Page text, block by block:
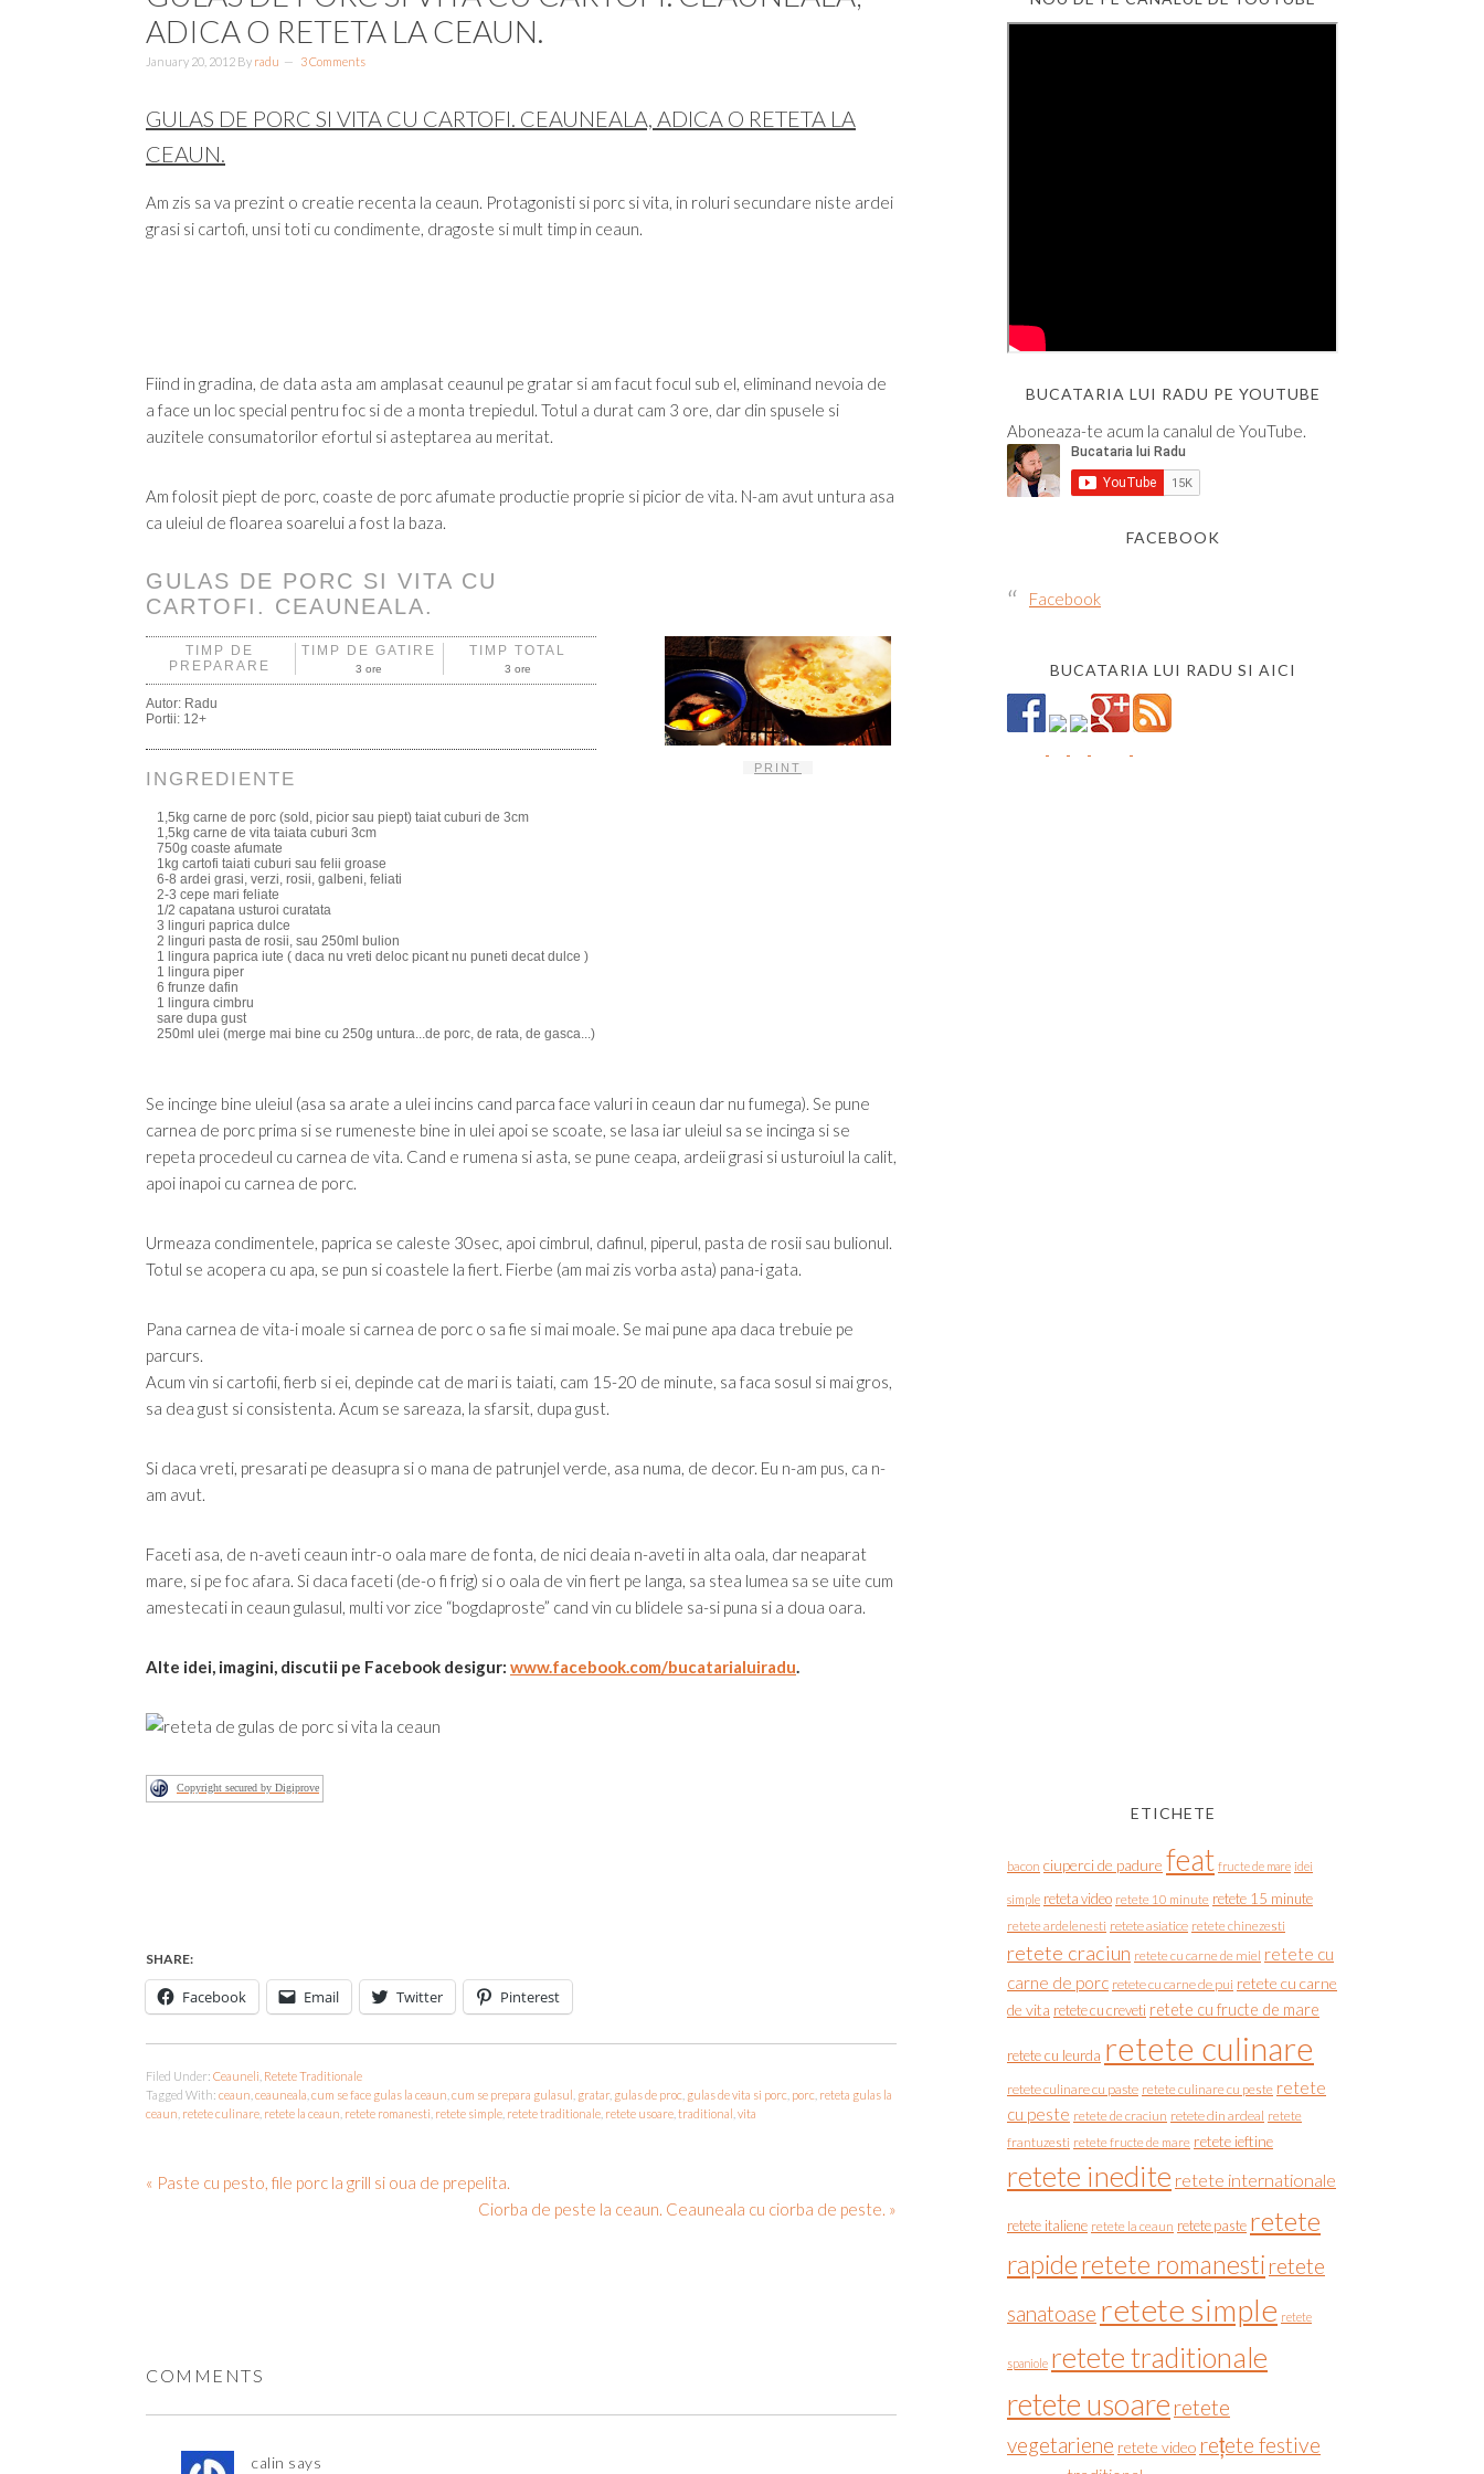
ADICA O RETETA LA CEAUN.
January 20, 2012 By radu 3 Comments
GULAS DE PORC SI VITA CU CARTOFI. CEAUNEALA, ADICA O RETETA LA
CEAUN.
Am zis sa va prezint o creatie recenta la ceaun. Protagonisti si porc si vita, in roluri secundare niste ardei
grasi si cartofi, unsi toti cu condimente, dragoste si mult timp in ceaun.
Fiind in gradina, de data asta am amplasat ceaunul pe gratar si am facut focul sub el, eliminand nevoia de
a face un loc special pentru foc si de a monta trepiedul. Totul a durat cam 3 ore, dar din spusele si
auzitele consumatorilor efortul si asteptarea au meritat.
Am folosit piept de porc, coaste de porc afumate productie proprie si picior de vita. N-am avut untura asa
ca uleiul de floarea soarelui a fost la baza.
GULAS DE PORC SI VITA CU
CARTOFI. CEAUNEALA.
PRINT
TIMP DE
PREPARARE
TIMP DE GATIRE
3 ore
TIMP TOTAL
3 ore
Autor: Radu
Portii: 12+
INGREDIENTE
1,5kg carne de porc (sold, picior sau piept) taiat cuburi de 3cm
1,5kg carne de vita taiata cuburi 3cm
750g coaste afumate
1kg cartofi taiati cuburi sau felii groase
6-8 ardei grasi, verzi, rosii, galbeni, feliati
2-3 cepe mari feliate
1/2 capatana usturoi curatata
3 linguri paprica dulce
2 linguri pasta de rosii, sau 250ml bulion
1 lingura paprica iute ( daca nu vreti deloc picant nu puneti decat dulce )
1 lingura piper
6 frunze dafin
1 lingura cimbru
sare dupa gust
250ml ulei (merge mai bine cu 250g untura...de porc, de rata, de gasca...)
Se incinge bine uleiul (asa sa arate a ulei incins cand parca face valuri in ceaun dar nu fumega). Se pune
carnea de porc prima si se rumeneste bine in ulei apoi se scoate, se lasa iar uleiul sa se incinga si se
repeta procedeul cu carnea de vita. Cand e rumena si asta, se pune ceapa, ardeii grasi si usturoiul la calit,
apoi inapoi cu carnea de porc.
Urmeaza condimentele, paprica se caleste 30sec, apoi cimbrul, dafinul, piperul, pasta de rosii sau bulionul.
Totul se acopera cu apa, se pun si coastele la fiert. Fierbe (am mai zis vorba asta) pana-i gata.
Pana carnea de vita-i moale si carnea de porc o sa fie si mai moale. Se mai pune apa daca trebuie pe
parcurs.
Acum vin si cartofii, fierb si ei, depinde cat de mari is taiati, cam 15-20 de minute, sa faca sosul si mai gros,
sa dea gust si consistenta. Acum se sareaza, la sfarsit, dupa gust.
Si daca vreti, presarati pe deasupra si o mana de patrunjel verde, asa numa, de decor. Eu n-am pus, ca n-
am avut.
Faceti asa, de n-aveti ceaun intr-o oala mare de fonta, de nici deaia n-aveti in alta oala, dar neaparat
mare, si pe foc afara. Si daca faceti (de-o fi frig) si o oala de vin fiert pe langa, sa stea lumea sa se uite cum
amestecati in ceaun gulasul, multi vor zice “bogdaproste” cand vin cu blidele sa-si puna si a doua oara.
Alte idei, imagini, discutii pe Facebook desigur: www.facebook.com/bucatarialuiradu
Copyright secured by Digiprove
SHARE:
Facebook Email Twitter Pinterest
Filed Under: Ceauneli Retete Traditionale
Tagged With: ceaun ceauneala cum se face gulas la ceaun cum se prepara gulasul gratar, gulas de proc gulas de vita si porc porc reteta gulas la
ceaun retete culinare retete la ceaun retete romanesti retete simple retete traditionale retete usoare traditional vita
« Paste cu pesto, file porc la grill si oua de prepelita.
Ciorba de peste la ceaun. Ceauneala cu ciorba de peste. »
COMMENTS
calin says
BUCATARIA LUI RADU PE YOUTUBE
Aboneaza-te acum la canalul de YouTube.
FACEBOOK
Facebook
BUCATARIA LUI RADU SI AICI
ETICHETE
bacon ciuperci de padure feat fructe de mare idei
simple reteta video retete 10 minute retete 15 minute
retete ardelenesti retete asiatice retete chinezesti
retete craciun retete cu carne de miel retete cu
carne de porc retete cu carne de pui retete cu carne
de vita retete cu creveti retete cu fructe de mare
retete cu leurda retete culinare
retete culinare cu paste retete culinare cu peste retete
cu peste retete de craciun retete din ardeal retete
frantuzesti retete fructe de mare retete ieftine
retete inedite retete internationale
retete italiene retete la ceaun retete paste retete
rapideretete romanesti retete
sanatoase retete simple retete
spaniole retete traditionale
retete usoare retete
vegetariene retete video rețete festive